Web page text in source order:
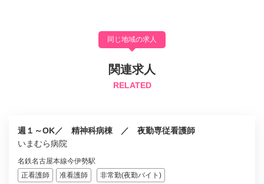
同じ地域の求人
関連求人
RELATED
週１～OK／ 精神科病棟 ／ 夜勤専従看護師
いまむら病院
名鉄名古屋本線今伊勢駅
正看護師
准看護師 非常勤(夜勤バイト)